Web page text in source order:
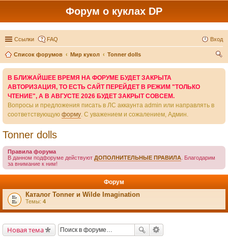
Форум о куклах DP
Ссылки FAQ Вход
Список форумов Мир кукол
Tonner dolls
В БЛИЖАЙШЕЕ ВРЕМЯ НА ФОРУМЕ БУДЕТ ЗАКРЫТА
АВТОРИЗАЦИЯ, ТО ЕСТЬ САЙТ ПЕРЕЙДЕТ В РЕЖИМ "ТОЛЬКО
ЧТЕНИЕ", А В АВГУСТЕ 2026 БУДЕТ ЗАКРЫТ СОВСЕМ.
Вопросы и предложения писать в ЛС аккаунта admin или направлять в
соответствующую форму. С уважением и сожалением, Админ.
Tonner dolls
Правила форума
В данном подфоруме действуют ДОПОЛНИТЕЛЬНЫЕ ПРАВИЛА . Благодарим
за внимание к ним!
Форум
Каталог Tonner и Wilde Imagination
Темы: 4
Новая тема